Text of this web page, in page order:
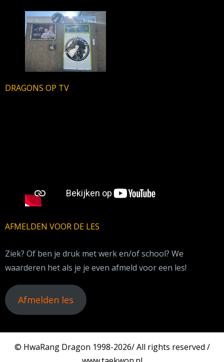
DRAGONS OP TV
AFMELDEN VOOR DE LES
Ziek? Of ben je druk met werk en/of school? We
waarderen het als je je even afmeld voor een les!
Afmelden les
© HwaRang Dragon 1998-2026/ All rights reserved /